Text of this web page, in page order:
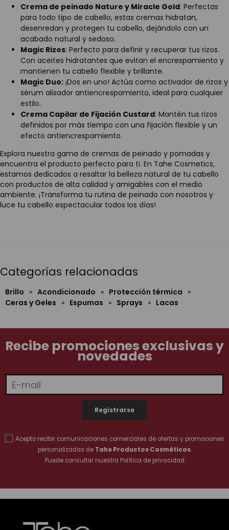
Crema de peinado Nature y Miracle Gold: Perfectas
para todo tipo de cabello, estas cremas hidratan,
desenredan y protegen tu cabello, dejándolo con un
acabado natural y sedoso.
Magic Rizos: Perfecto para definir y recuperar tus rizos.
Con aceites hidratantes que evitan el encrespamiento y
mantienen tu cabello flexible y brillante.
Magic Duo: ¡Dos en uno! Actúa como activador de rizos y
sérum alisador antiencrespamiento, ideal para cualquier
estilo.
Crema Capilar de Fijación Custard: Mantén tus rizos
definidos por más tiempo con una fijación flexible y un
efecto antiencrespamiento.
Explora nuestra gama de cremas de peinado y pomadas y
encuentra el producto perfecto para ti. En Tahe Cosmetics,
estamos dedicados a resaltar la belleza natural de tu cabello
con productos de alta calidad y amigables con el medio
ambiente. ¡Transforma tu rutina de peinado con nosotros y
luce tu cabello espectacular todos los días!
Categorías relacionadas
Brillo » Acondicionado » Protección térmica »
Ceras y Geles » Espumas » Sprays » Lacas
Recibe promociones exclusivas y
novedades
Acepto recibir comunicaciones comerciales de ofertas y promociones
personalizadas de Tahe Productos Cosméticos.
Puede consultar nuestra Política de privacidad